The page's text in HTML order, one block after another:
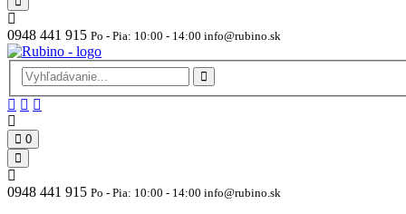
0948 441 915 Po - Pia: 10:00 - 14:00 info@rubino.sk
0
0948 441 915 Po - Pia: 10:00 - 14:00 info@rubino.sk